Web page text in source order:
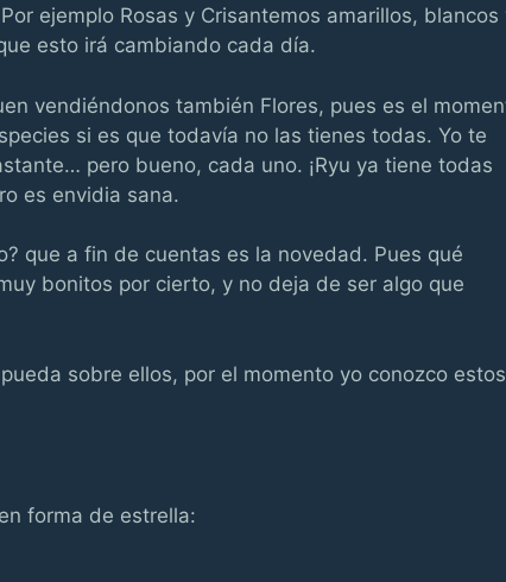
ejemplo Rosas y Crisantemos amarillos, blancos
esto irá cambiando cada día.
vendiéndonos también Flores, pues es el
si es que todavía no las tienes todas. Yo te
pero bueno, cada uno. ¡Ryu ya tiene todas
es envidia sana.
que a fin de cuentas es la novedad. Pues qué
bonitos por cierto, y no deja de ser algo que
sobre ellos, por el momento yo conozco estos
forma de estrella: